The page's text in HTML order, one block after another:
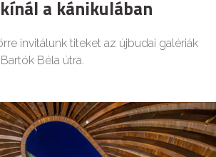
a kánikulában
invitálunk titeket az újbudai galériák
Béla útra.